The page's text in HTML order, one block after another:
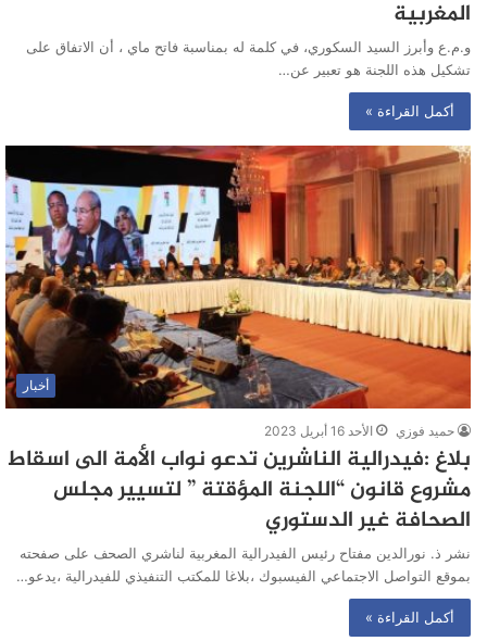
المغربية
و.م.ع وأبرز السيد السكوري، في كلمة له بمناسبة فاتح ماي ، أن الاتفاق على
تشكيل هذه اللجنة هو تعبير عن…
أكمل القراءة »
أخبار
حميد فوزي الأحد 16 أبريل 2023
بلاغ :فيدرالية الناشرين تدعو نواب الأمة الى اسقاط
مشروع قانون “اللجنة المؤقتة ” لتسيير مجلس
الصحافة غير الدستوري
نشر ذ. نورالدين مفتاح رئيس الفيدرالية المغربية لناشري الصحف على صفحته
بموقع التواصل الاجتماعي الفيسبوك ،بلاغا للمكتب التنفيذي للفيدرالية ،يدعو…
أكمل القراءة »